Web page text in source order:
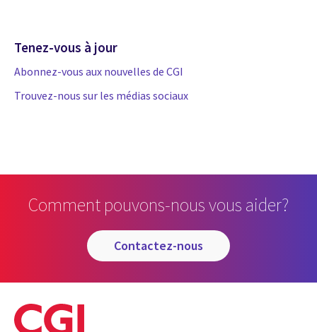
Tenez-vous à jour
Abonnez-vous aux nouvelles de CGI
Trouvez-nous sur les médias sociaux
Comment pouvons-nous vous aider?
contactez-nous